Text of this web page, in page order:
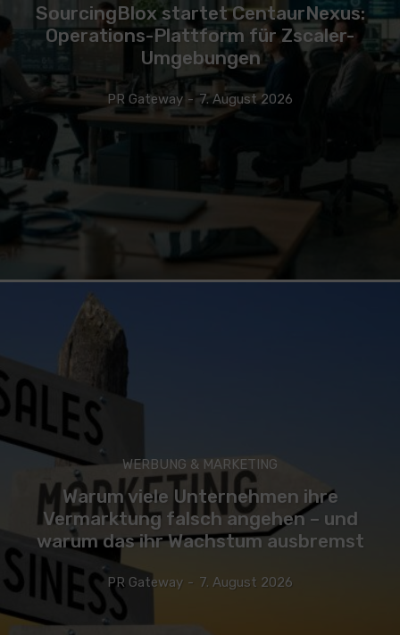
SourcingBlox startet CentaurNexus:
Operations-Plattform für Zscaler-
Umgebungen
PR Gateway - 7. August 2026
WERBUNG & MARKETING
Warum viele Unternehmen ihre
Vermarktung falsch angehen – und
warum das ihr Wachstum ausbremst
PR Gateway - 7. August 2026